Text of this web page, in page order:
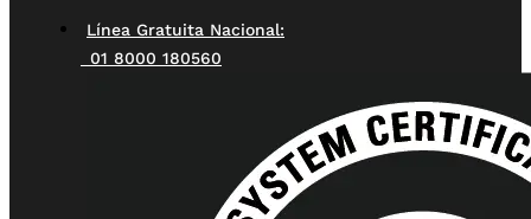
Línea Gratuita Nacional:
01 8000 180560